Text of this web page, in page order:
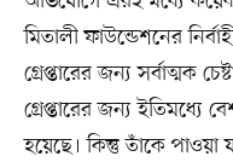
মিতালী ফাউন্ডেশনের
গ্রেপ্তারের জন্য সর্বাত্মক
গ্রেপ্তারের জন্য ইতিমধ্যে
হয়েছে। কিন্তু তাঁকে পাওয়া